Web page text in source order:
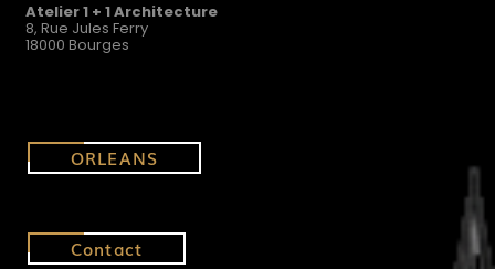
Atelier 1 + 1 Architecture
8, Rue Jules Ferry
18000 Bourges
ORLEANS
Contact